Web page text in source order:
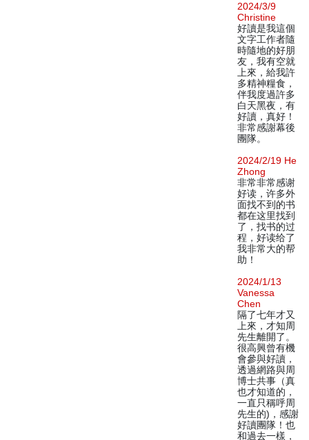
2024/3/9
Christine
好讀是我這個
文字工作者隨
時隨地的好朋
友，我有空就
上來，給我許
多精神糧食，
伴我度過許多
白天黑夜，有
好讀，真好！
非常感謝幕後
團隊。
2024/2/19 He
Zhong
非常非常感谢
好读，许多外
面找不到的书
都在这里找到
了，找书的过
程，好读给了
我非常大的帮
助！
2024/1/13
Vanessa
Chen
隔了七年才又
上來，才知周
先生離開了。
很高興曾有機
會參與好讀，
透過網路與周
博士共事（真
也才知道的，
一直只稱呼周
先生的)，感謝
好讀團隊！也
和過去一樣，